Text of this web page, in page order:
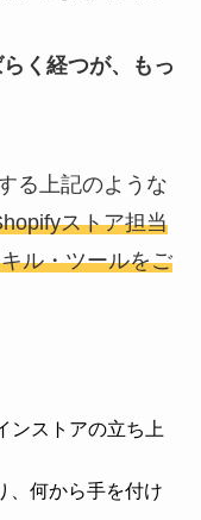
く経つが、もっ
る上記のような
ストア担当
ル・ツールをご
ンストアの立ち上
、何から手を付け